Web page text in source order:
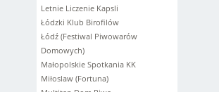
Letnie Liczenie Kapsli
Łódzki Klub Birofilów
Łódź (Festiwal Piwowarów
Domowych)
Małopolskie Spotkania KK
Miłoslaw (Fortuna)